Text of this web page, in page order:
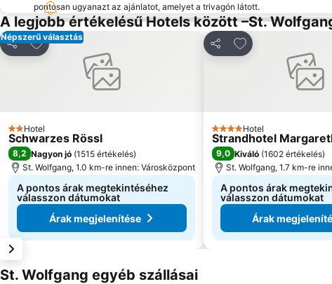
pontosan ugyanazt az ajánlatot, amelyet a trivagón látott.
A legjobb értékelésű Hotels között –St.
Népszerű választás
Megosztás
Hozzáadás a kedvencekhez
2 Kategória
Hotel
Schwarzes Rössl
8,2 Nagyon jó (1515 értékelés)
St. Wolfgang, 1.0 km-re innen: Városközpont
A pontos árak megtekintéséhez
válasszon dátumokat
Árak megjelenítése
Megosztás
Hozzáadás a
4 Kategória
Hotel
Strandhotel
9,0 Kiváló (1602 értékelés)
St. Wolfgang, 1.7 km-re
A pontos árak
válasszon dátumokat
Árak
St. Wolfgang egyéb szállásai